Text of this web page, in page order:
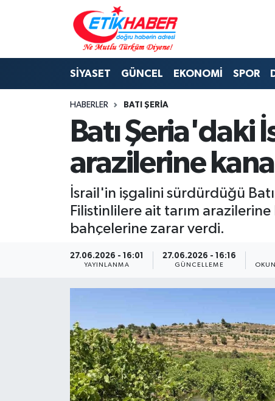
SİYASET GÜNCEL EKONOMİ SPOR
HABERLER BATI ŞERIA
Batı Şeria'daki
arazilerine
İsrail'in işgalini sürdürdüğü
Filistinlilere ait tarım
bahçelerine zarar verdi.
27.06.2026 - 16:01
YAYINLANMA
27.06.2026 - 16:16
GÜNCELLEME
BİLİM-TEKNOLOJİ
DIŞ POLİTİKA
EĞİTİM GENÇLİK
EKONOMİ
KÜLTÜR-SANAT-MAGAZİN
RÖPORTAJLAR
SAĞLIK
SİYASET
Nöbetçi Eczaneler
Hava Durumu
İstanbul Namaz Vakitleri
Trafik Durumu
Süper Lig Puan Durumu ve Fikstür
Son Dakika Haberleri
Haber Arşivi